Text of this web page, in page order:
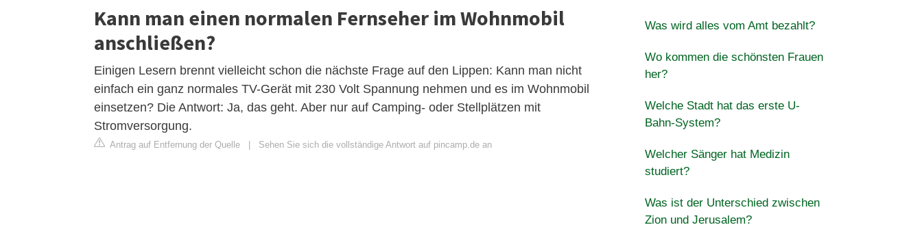
Kann man einen normalen Fernseher im Wohnmobil
anschließen?
Einigen Lesern brennt vielleicht schon die nächste Frage auf den Lippen: Kann man nicht
einfach ein ganz normales TV-Gerät mit 230 Volt Spannung nehmen und es im Wohnmobil
einsetzen? Die Antwort: Ja, das geht. Aber nur auf Camping- oder Stellplätzen mit
Stromversorgung.
Antrag auf Entfernung der Quelle Sehen Sie sich die vollständige Antwort auf pincamp.de an
Was wird alles vom Amt bezahlt?
Wo kommen die schönsten Frauen
her?
Welche Stadt hat das erste U-
Bahn-System?
Welcher Sänger hat Medizin
studiert?
Was ist der Unterschied zwischen
Zion und Jerusalem?